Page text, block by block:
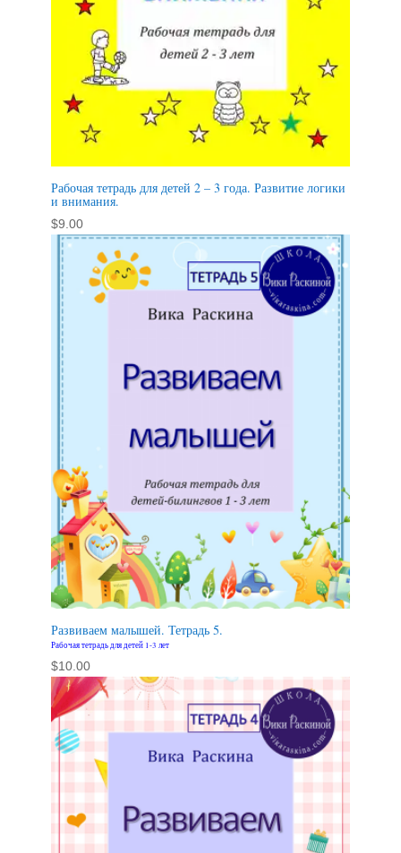
Рабочая тетрадь для детей 2 – 3 года. Развитие логики
и внимания.
$9.00
Развиваем малышей. Тетрадь 5.
Рабочая тетрадь для детей 1-3 лет
$10.00